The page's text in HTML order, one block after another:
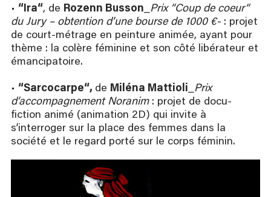
• “Ira“, de Rozenn Busson
Prix “Coup de coeur“
du Jury – obtention d’une bourse de 1000 €- : projet
de court-métrage en peinture animée, ayant pour
thème : la colère féminine et son côté libérateur et
émancipatoire.
• “Sarcocarpe“, de Miléna Mattioli
Prix
d’accompagnement Noranim: projet de docu-
fiction animé (animation 2D) qui invite à
s’interroger sur la place des femmes dans la
société et le regard porté sur le corps féminin.